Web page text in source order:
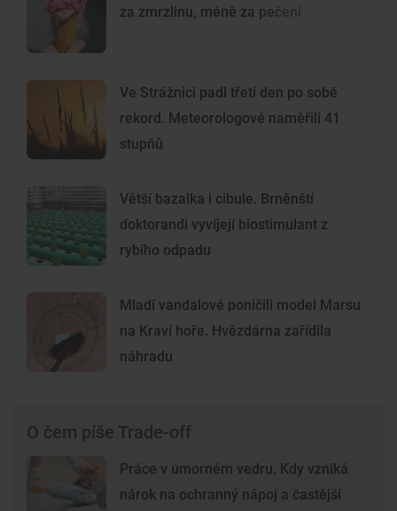
za zmrzlinu, méně za pečení
Ve Strážnici padl třetí den po sobě
rekord. Meteorologové naměřili 41
stupňů
Větší bazalka i cibule. Brněnští
doktorandi vyvíjejí biostimulant z
rybího odpadu
Mladí vandalové poničili model Marsu
na Kraví hoře. Hvězdárna zařídila
náhradu
O čem píše Trade-off
Práce v úmorném vedru. Kdy vzniká
nárok na ochranný nápoj a častější